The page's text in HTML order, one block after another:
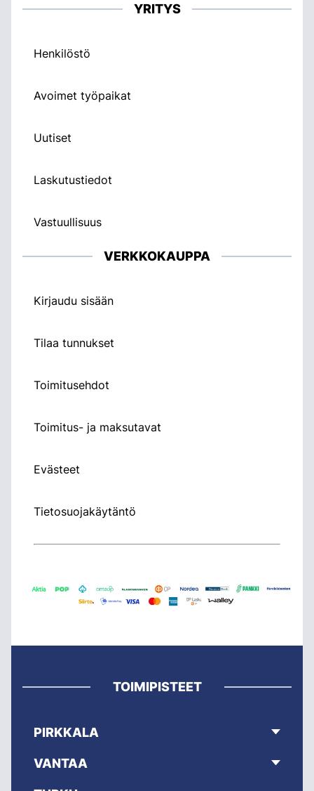
YRITYS
Henkilöstö
Avoimet työpaikat
Uutiset
Laskutustiedot
Vastuullisuus
VERKKOKAUPPA
Kirjaudu sisään
Tilaa tunnukset
Toimitusehdot
Toimitus- ja maksutavat
Evästeet
Tietosuojakäytäntö
TOIMIPISTEET
PIRKKALA
VANTAA